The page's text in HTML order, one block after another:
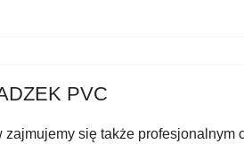
PVC
się także